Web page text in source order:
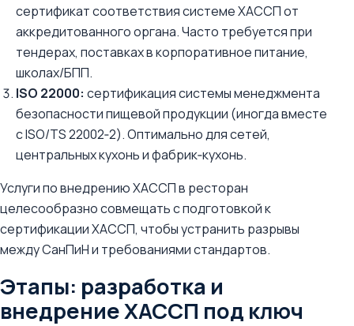
сертификат соответствия системе ХАССП от
аккредитованного органа. Часто требуется при
тендерах, поставках в корпоративное питание,
школах/БПП.
ISO 22000: сертификация системы менеджмента
безопасности пищевой продукции (иногда вместе
с ISO/TS 22002‑2). Оптимально для сетей,
центральных кухонь и фабрик‑кухонь.
Услуги по внедрению ХАССП в ресторан
целесообразно совмещать с подготовкой к
сертификации ХАССП, чтобы устранить разрывы
между СанПиН и требованиями стандартов.
Этапы: разработка и
внедрение ХАССП под ключ